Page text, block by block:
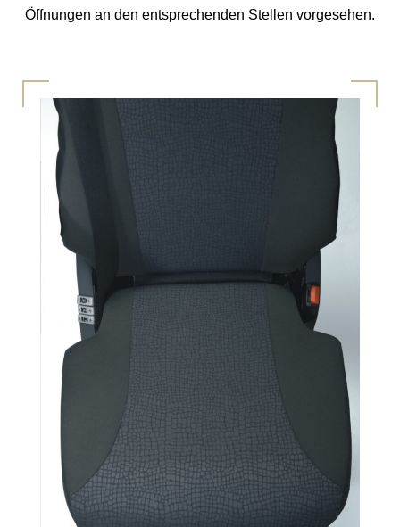
Öffnungen an den entsprechenden Stellen vorgesehen.